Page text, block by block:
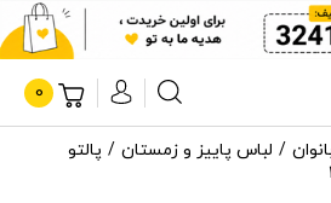
0
لباس پاییز و زمستان
پالتو